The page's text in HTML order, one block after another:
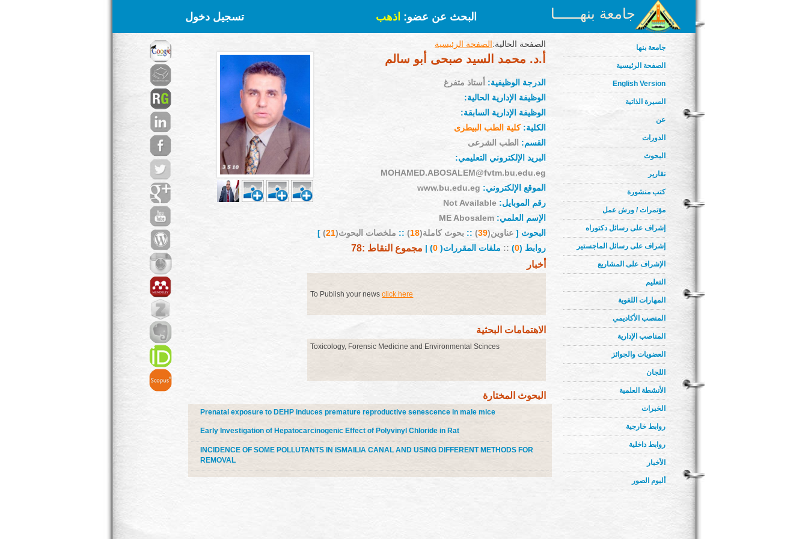
جامعة بنهــــــا البحث عن عضو: اذهب تسجيل دخول
جامعة بنها
الصفحة الرئيسية
English Version
السيرة الذاتية
عن
الدورات
البحوث
تقارير
كتب منشورة
مؤتمرات / ورش عمل
إشراف على رسائل دكتوراه
إشراف على رسائل الماجستير
الإشراف على المشاريع
التعليم
المهارات اللغوية
المنصب الأكاديمي
المناصب الإدارية
العضويات والجوائز
اللجان
الأنشطة العلمية
الخبرات
روابط خارجية
روابط داخلية
الأخبار
ألبوم الصور
الصفحة الحالية:الصفحة الرئيسية
أ.د. محمد السيد صبحى أبو سالم
الدرجة الوظيفية:
أستاذ متفرغ
الوظيفة الإدارية الحالية:
الوظيفة الإدارية السابقة:
الكلية:كلية الطب البيطرى
القسم: الطب الشرعى
البريد الإلكتروني التعليمي:
MOHAMED.ABOSALEM@fvtm.bu.edu.eg
الموقع الإلكتروني: www.bu.edu.eg
رقم الموبايل: Not Available
الإسم العلمي: ME Abosalem
البحوث [ عناوين(39
)
:: بحوث كاملة(18
)
:: ملخصات البحوث(21
)
]
روابط (0
)
:: ملفات المقررات(0
) | مجموع النقاط :78
أخبار
To Publish your newsclick here
الاهتمامات البحثية
Toxicology, Forensic Medicine and Environmental Scinces
البحوث المختارة
Prenatal exposure to DEHP induces premature reproductive senescence in male mice
Early Investigation of Hepatocarcinogenic Effect of Polyvinyl Chloride in Rat
INCIDENCE OF SOME POLLUTANTS IN ISMAILIA CANAL AND USING DIFFERENT METHODS FOR
REMOVAL